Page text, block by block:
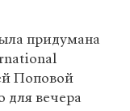
придумана
Поповой
для вечера